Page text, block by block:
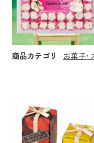
商品カテゴリ お菓子･